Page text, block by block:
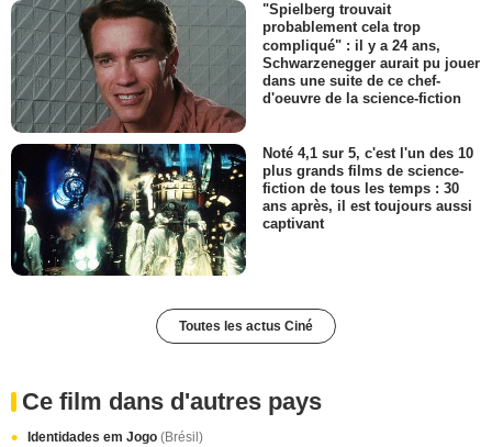
"Spielberg trouvait
probablement cela trop
compliqué" : il y a 24 ans,
Schwarzenegger aurait pu jouer
dans une suite de ce chef-
d'oeuvre de la science-fiction
Noté 4,1 sur 5, c'est l'un des 10
plus grands films de science-
fiction de tous les temps : 30
ans après, il est toujours aussi
captivant
Toutes les actus Ciné
Ce film dans d'autres pays
Identidades em Jogo (Brésil)